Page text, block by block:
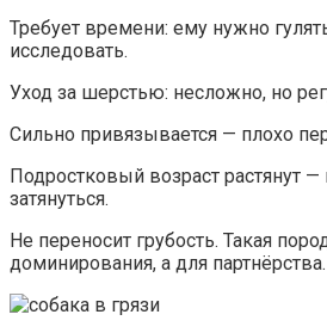
Требует времени: ему нужно
исследовать.
Уход за шерстью: несложно, но
Сильно привязывается — плохо
Подростковый возраст растянут
затянуться.
Не переносит грубость. Такая
доминирования, а для партнёрства.